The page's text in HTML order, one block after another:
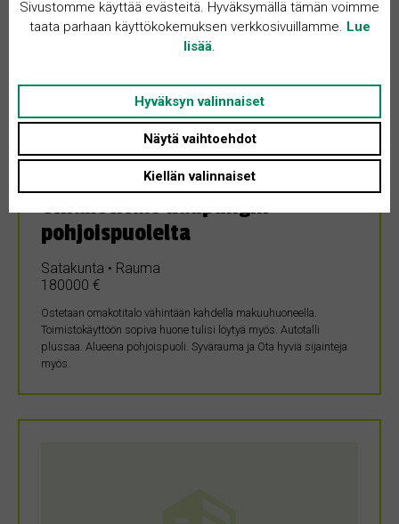
OSTETAAN
Omakotitalo kaupungin
pohjoispuolelta
Satakunta • Rauma
180000 €
Ostetaan omakotitalo vähintään kahdella makuuhuoneella.
Toimistokäyttöön sopiva huone tulisi löytyä myös. Autotalli
plussaa. Alueena pohjoispuoli. Syvärauma ja Ota hyviä sijainteja
myös.
Sivustomme käyttää evästeitä. Hyväksymällä tämän voimme
taata parhaan käyttökokemuksen verkkosivuillamme. Lue
lisää.
Hyväksyn valinnaiset
Näytä vaihtoehdot
Kiellän valinnaiset